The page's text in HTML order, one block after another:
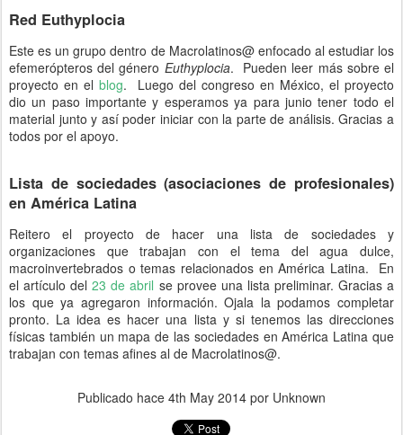
Red Euthyplocia
Este es un grupo dentro de Macrolatinos@ enfocado al estudiar los
efemerópteros del género Euthyplocia. Pueden leer más sobre el
proyecto en el blog. Luego del congreso en México, el proyecto
dio un paso importante y esperamos ya para junio tener todo el
material junto y así poder iniciar con la parte de análisis. Gracias a
todos por el apoyo.
Lista de sociedades (asociaciones de profesionales)
en América Latina
Reitero el proyecto de hacer una lista de sociedades y
organizaciones que trabajan con el tema del agua dulce,
macroinvertebrados o temas relacionados en América Latina. En
el artículo del23 de abril se provee una lista preliminar. Gracias a
los que ya agregaron información. Ojala la podamos completar
pronto. La idea es hacer una lista y si tenemos las direcciones
físicas también un mapa de las sociedades en América Latina que
trabajan con temas afines al de Macrolatinos@.
Publicado hace 4th May 2014 por Unknown